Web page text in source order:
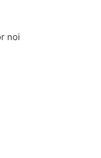
noi